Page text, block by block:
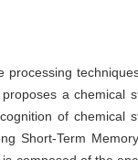
a chemical
of chemical
Short-Term